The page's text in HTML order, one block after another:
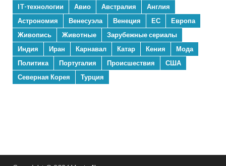
IT-технологии Авио Австралия
Англия
Астрономия
Венесуэла Венеция ЕС
Европа
Живопись
Животные
Зарубежные сериалы
Индия
Иран Карнавал Катар Кения
Мода
Политика
Португалия Происшествия
США
Северная Корея
Турция